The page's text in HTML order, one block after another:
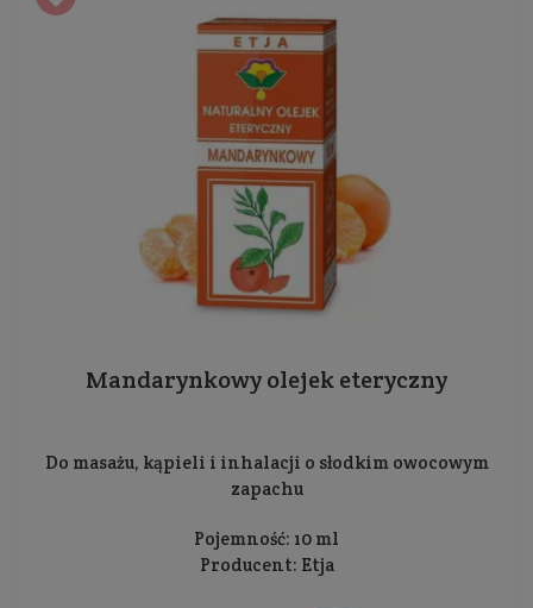
Mandarynkowy olejek eteryczny
Do masażu, kąpieli i inhalacji o słodkim owocowym
zapachu
Pojemność: 10 ml
Producent: Etja